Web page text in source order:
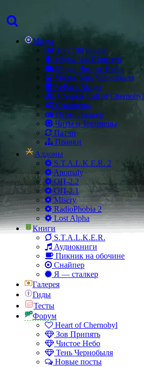
Моды
Топ 100 модов
Моды Зов Припяти
Моды Чистое Небо
Моды Тень Чернобыля
RePack Моды
Сборки Call of Chernobyl
Спавнеры
Игры сталкер
Читы и Трейнеры
Патчи
Правки
Аддоны
S.T.A.L.K.E.R. 2
Anomaly
ОП-2.2
ОП-2.1
Misery
RadioPhobia 2
Lost Alpha
Книги
S.T.A.L.K.E.R.
Аудиокниги
Пикник на обочине
Снайпер
Я — сталкер
Галерея
Гиды
Тесты
Форум
Heart of Chernobyl
Зов Припять
Чистое Небо
Тень Чернобыля
Новые посты